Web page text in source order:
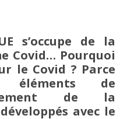
s’occupe de la
Covid… Pourquoi
le Covid ? Parce
de
de la
avec le